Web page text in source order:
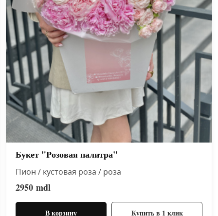
Букет "Розовая палитра"
Пион / кустовая роза / роза
2950 mdl
В корзину Купить в 1 клик